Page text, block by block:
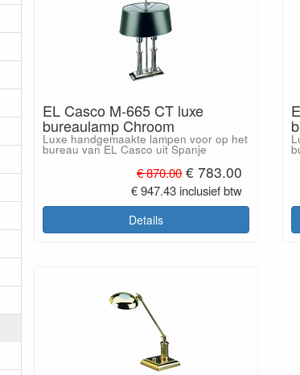
EL Casco M-665 CT luxe
bureaulamp Chroom
Luxe handgemaakte lampen voor op het
bureau van EL Casco uit Spanje
€ 870.00 € 783.00
€ 947.43 inclusief btw
Details